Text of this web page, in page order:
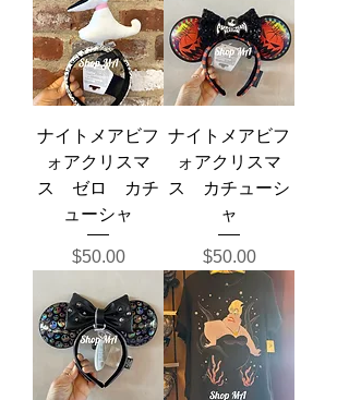
ナイトメアビフ
ォアクリスマ
ス ゼロ カチ
ューシャ
価格
$50.00
ナイトメアビフ
ォアクリスマ
ス カチューシ
ャ
価格
$50.00